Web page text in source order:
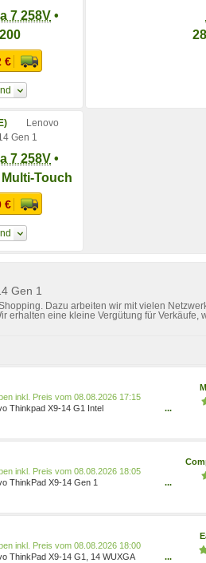
7 258V •
€
Lenovo
Gen 1
7 258V •
Multi-Touch
€
Gen 1
Dazu arbeiten wir mit vielen
erhalten eine kleine Vergütung für Verkäufe,
Preis vom 08.08.2026 17:15
Thinkpad X9-14 G1 Intel
...
Preis vom 08.08.2026 18:05
ThinkPad X9-14 Gen 1
...
Preis vom 08.08.2026 18:00
ThinkPad X9-14 G1, 14 WUXGA
...